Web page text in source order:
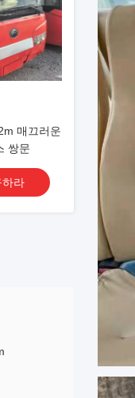
매끄러운
쌍문
하라